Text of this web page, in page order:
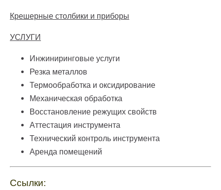
Крешерные столбики и приборы
УСЛУГИ
Инжиниринговые услуги
Резка металлов
Термообработка и оксидирование
Механическая обработка
Восстановление режущих свойств
Аттестация инструмента
Технический контроль инструмента
Аренда помещений
Ссылки: